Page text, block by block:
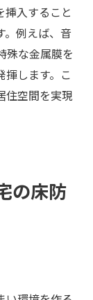
挿入すること
。例えば、音
殊な金属膜を
揮します。こ
住空間を実現
の床防